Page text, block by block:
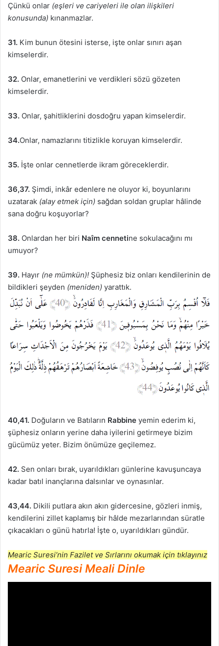
Çünkü onlar (eşleri ve cariyeleri ile olan ilişkileri
konusunda) kınanmazlar.
31. Kim bunun ötesini isterse, işte onlar sınırı aşan
kimselerdir.
32. Onlar, emanetlerini ve verdikleri sözü gözeten
kimselerdir.
33. Onlar, şahitliklerini dosdoğru yapan kimselerdir.
34.Onlar, namazlarını titizlikle koruyan kimselerdir.
35. İşte onlar cennetlerde ikram göreceklerdir.
36,37. Şimdi, inkâr edenlere ne oluyor ki, boyunlarını
uzatarak (alay etmek için) sağdan soldan gruplar hâlinde
sana doğru koşuyorlar?
38. Onlardan her biri Naîm cennetine sokulacağını mı
umuyor?
39. Hayır (ne mümkün)! Şüphesiz biz onları kendilerinin de
bildikleri şeyden (meniden) yarattık.
40,41. Doğuların ve Batıların Rabbine yemin ederim ki,
şüphesiz onların yerine daha iyilerini getirmeye bizim
gücümüz yeter. Bizim önümüze geçilemez.
42. Sen onları bırak, uyarıldıkları günlerine kavuşuncaya
kadar batıl inançlarına dalsınlar ve oynasınlar.
43,44. Dikili putlara akın akın gidercesine, gözleri inmiş,
kendilerini zillet kaplamış bir hâlde mezarlarından süratle
çıkacakları o günü hatırla! İşte o, uyarıldıkları gündür.
Mearic Suresi’nin Fazilet ve Sırlarını okumak için tıklayınız
Mearic Suresi Meali Dinle